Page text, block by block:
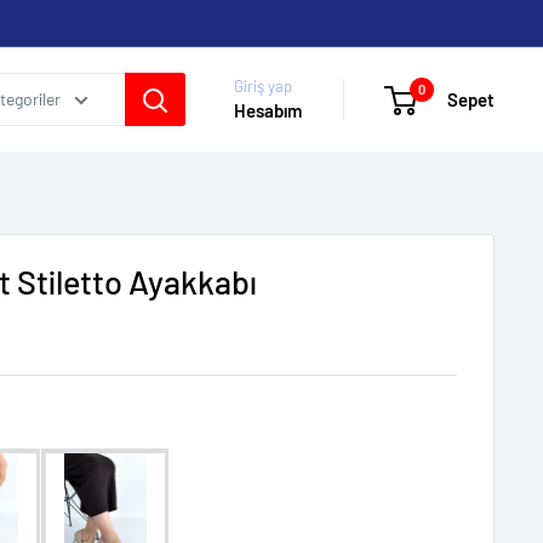
Giriş yap
Hesabım
0 Sepet
Stiletto Ayakkabı